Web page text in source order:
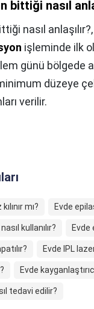
bittiği nasıl
nasıl anlaşılır?,
işleminde ilk
günü bölgede
düzeye
verilir.
mı? Evde
kullanılır? Evde
Evde IPL
Evde
tedavi edilir?